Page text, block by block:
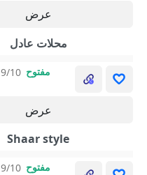
عرض
محلات عادل
9/10 مفتوح
عرض
Shaar style
9/10 مفتوح